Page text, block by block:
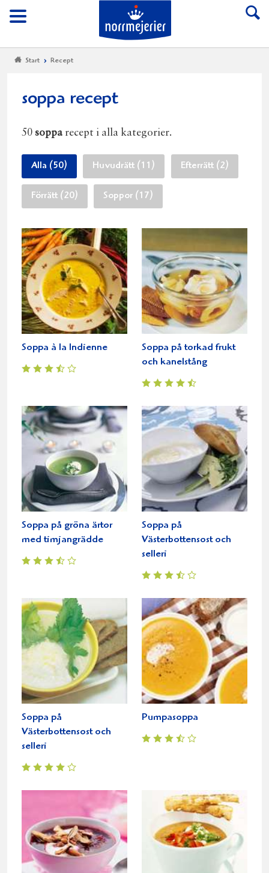
Meny
Till Norrmejerier
Start Recept
soppa recept
50 soppa recept i alla kategorier.
Alla (50) Huvudrätt (11) Efterrätt (2)
Förrätt (20) Soppor (17)
Soppa à la Indienne
Soppa på torkad frukt
och kanelstång
Soppa på gröna ärtor
med timjangrädde
Soppa på
Västerbottensost och
selleri
Soppa på
Västerbottensost och
selleri
Pumpasoppa